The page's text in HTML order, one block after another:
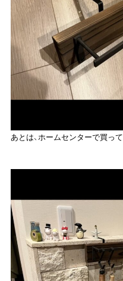
あとは、ホームセンターで買っ